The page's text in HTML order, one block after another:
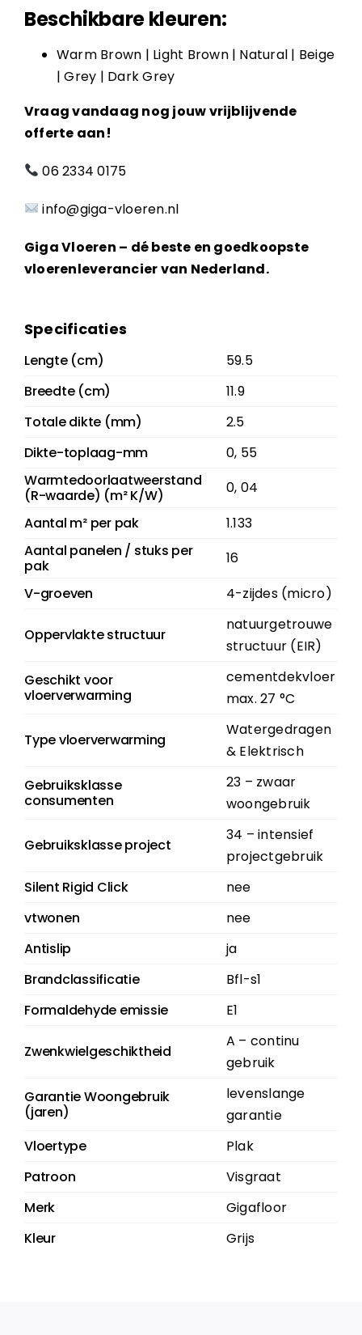
Beschikbare kleuren:
Warm Brown | Light Brown | Natural | Beige
| Grey | Dark Grey
Vraag vandaag nog jouw vrijblijvende
offerte aan!
06 2334 0175
info@giga-vloeren.nl
Giga Vloeren – dé beste en goedkoopste
vloerenleverancier van Nederland.
Specificaties
Lengte (cm)
59.5
Breedte (cm)
11.9
Totale dikte (mm)
2.5
Dikte-toplaag-mm
0, 55
Warmtedoorlaatweerstand
(R-waarde) (m² K/W)
0, 04
Aantal m² per pak
1.133
Aantal panelen / stuks per
pak
16
V-groeven
4-zijdes (micro)
Oppervlakte structuur
natuurgetrouwe
structuur (EIR)
Geschikt voor
vloerverwarming
cementdekvloer
max. 27 °C
Type vloerverwarming
Watergedragen
& Elektrisch
Gebruiksklasse
consumenten
23 – zwaar
woongebruik
Gebruiksklasse project
34 – intensief
projectgebruik
Silent Rigid Click
nee
vtwonen
nee
Antislip
ja
Brandclassificatie
Bfl-s1
Formaldehyde emissie
E1
Zwenkwielgeschiktheid
A – continu
gebruik
Garantie Woongebruik
(jaren)
levenslange
garantie
Vloertype
Plak
Patroon
Visgraat
Merk
Gigafloor
Kleur
Grijs